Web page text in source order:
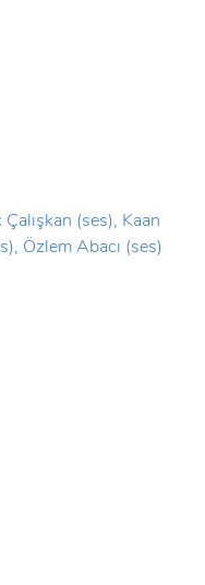
(ses), Kaan
Özlem Abacı (ses)